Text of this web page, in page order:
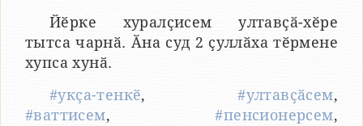
Йӗрке хуралҫисем ултавҫӑ-хӗре
тытса чарнӑ. Ӑна суд 2 ҫуллӑха тӗрмене
хупса хунӑ.
#укҫа-тенкӗ,#ултавҫӑсем,
#ваттисем,#пенсионерсем,